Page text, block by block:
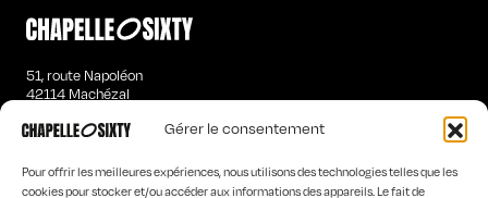
Gérer le consentement
Pour offrir les meilleures expériences, nous utilisons des technologies telles que les
cookies pour stocker et/ou accéder aux informations des appareils. Le fait de
51, route Napoléon
42114 Machézal
contact@chapelle-sixty.fr
T-SHIRTS MANCHES LONGUES HOMME
SWEATS ÉTRANGES FEMME